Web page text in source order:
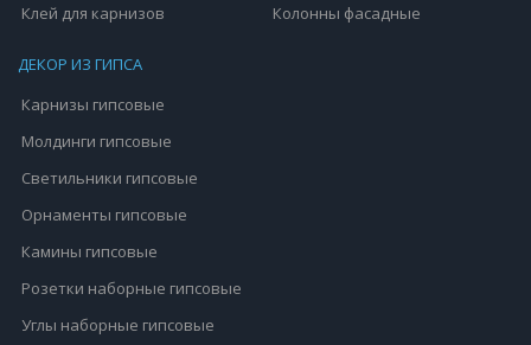
Клей для карнизов
Колонны фасадные
ДЕКОР ИЗ ГИПСА
Карнизы гипсовые
Молдинги гипсовые
Светильники гипсовые
Орнаменты гипсовые
Камины гипсовые
Розетки наборные гипсовые
Углы наборные гипсовые